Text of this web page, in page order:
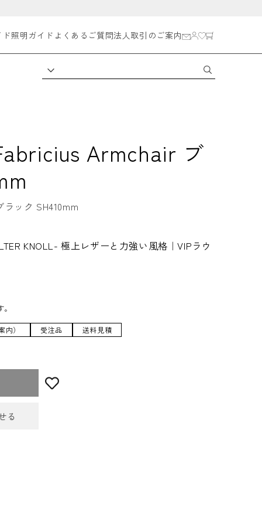
照明ガイド よくあるご質問法人取引のご案内
Armchair ブ
ック SH410mm
KNOLL- 極上レザーと力強い風格｜VIPラウ
） 受注品 送料見積
る